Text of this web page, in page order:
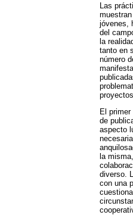
Las
jóvenes,
del
la
tanto en
número
El
de
aspecto
la
diverso.
con una